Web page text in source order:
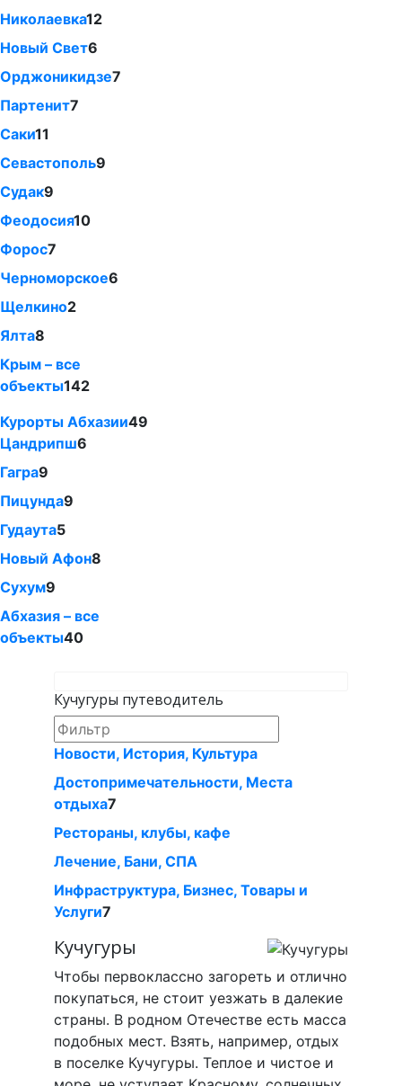
Николаевка12
Новый Свет6
Орджоникидзе7
Партенит7
Саки11
Севастополь9
Судак9
Феодосия10
Форос7
Черноморское6
Щелкино2
Ялта8
Крым – все
объекты142
Курорты Абхазии49
Цандрипш6
Гагра9
Пицунда9
Гудаута5
Новый Афон8
Сухум9
Абхазия – все
объекты40
Кучугуры путеводитель
Новости, История, Культура
Достопримечательности, Места
отдыха7
Рестораны, клубы, кафе
Лечение, Бани, СПА
Инфраструктура, Бизнес, Товары и
Услуги7
Кучугуры
Чтобы первоклассно загореть и отлично
покупаться, не стоит уезжать в далекие
страны. В родном Отечестве есть масса
подобных мест. Взять, например, отдых
в поселке Кучугуры. Теплое и чистое и